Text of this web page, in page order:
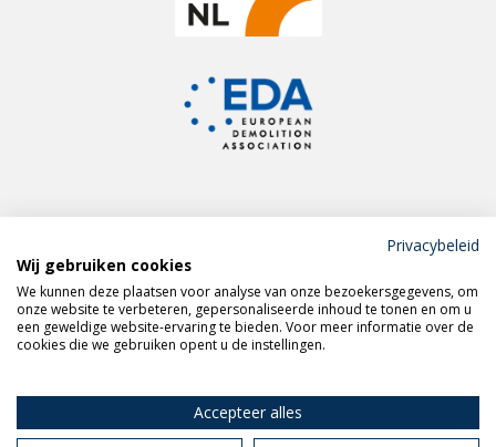
Meld je aan voor de
VERAS nieuwsbrief
Volg VERAS op
Privacybeleid
Wij gebruiken cookies
We kunnen deze plaatsen voor analyse van onze bezoekersgegevens, om
onze website te verbeteren, gepersonaliseerde inhoud te tonen en om u
een geweldige website-ervaring te bieden. Voor meer informatie over de
cookies die we gebruiken opent u de instellingen.
Accepteer alles